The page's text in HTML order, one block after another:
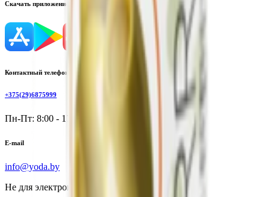
Скачать приложение
Контактный телефон
+375(29)6875999
Пн-Пт: 8:00 - 17:00
E-mail
info@yoda.by
Не для электронных обращений